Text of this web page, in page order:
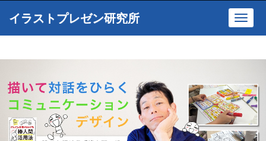
イラストプレゼン研究所